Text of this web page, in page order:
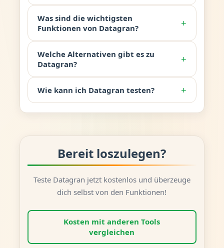
Was sind die wichtigsten
Funktionen von Datagran?
+
Welche Alternativen gibt es zu
Datagran?
+
Wie kann ich Datagran testen? +
Bereit loszulegen?
Teste Datagran jetzt kostenlos und überzeuge
dich selbst von den Funktionen!
Kosten mit anderen Tools
vergleichen